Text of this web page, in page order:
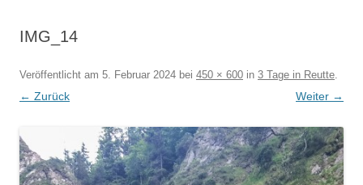
IMG_14
Veröffentlicht am 5. Februar 2024 bei 450 × 600 in 3 Tage in Reutte.
← Zurück Weiter →